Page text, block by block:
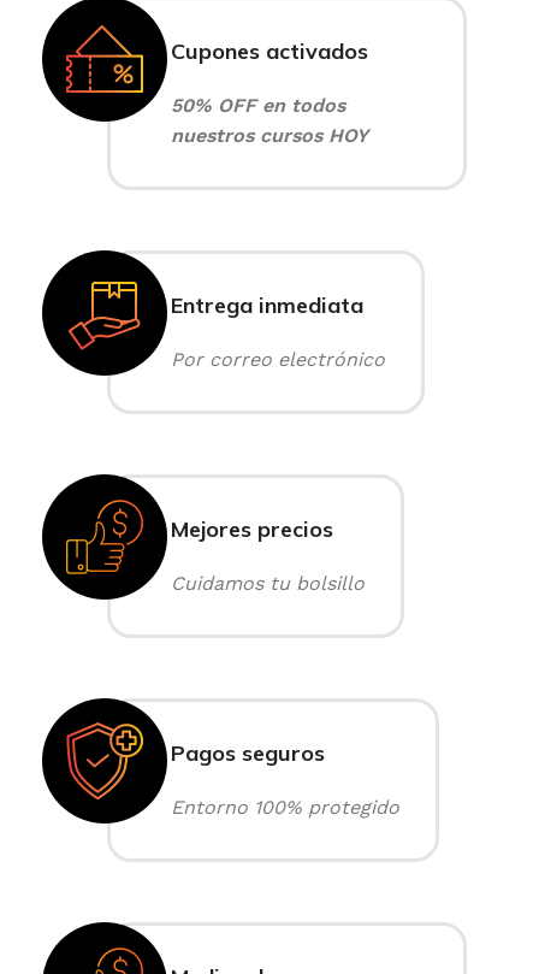
Cupones activados
50% OFF en todos
nuestros cursos HOY
Entrega inmediata
Por correo electrónico
Mejores precios
Cuidamos tu bolsillo
Pagos seguros
Entorno 100% protegido